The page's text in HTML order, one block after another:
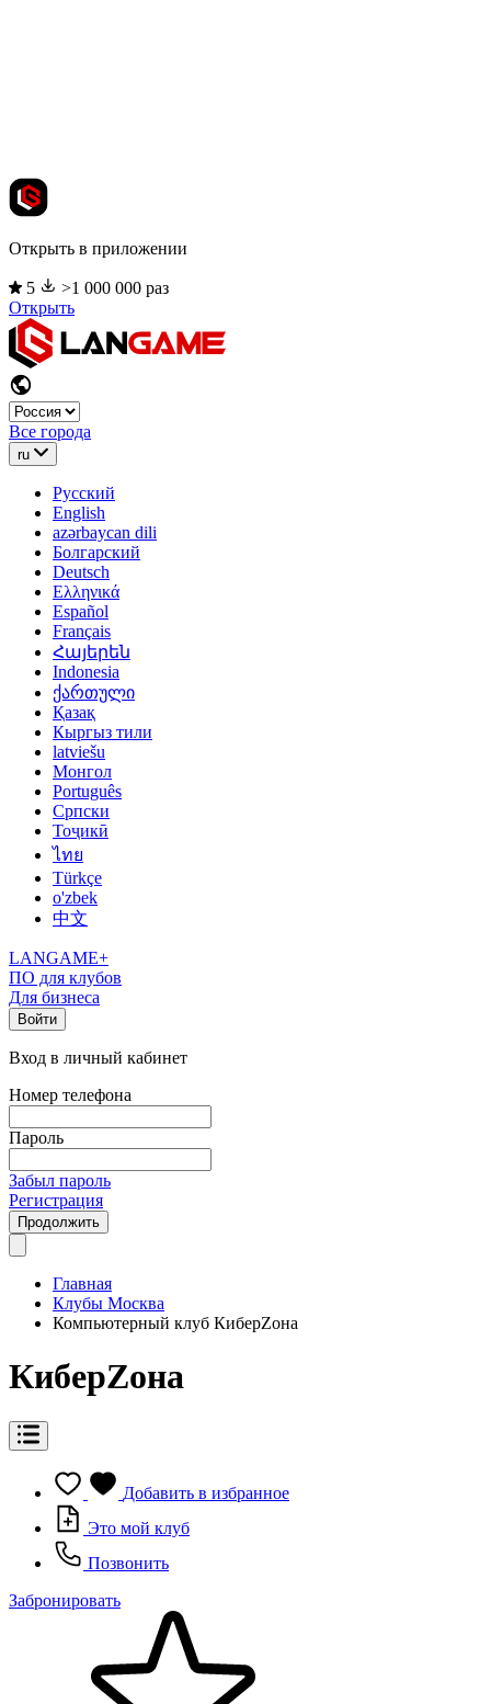
Открыть в приложении
5
>1 000 000 раз
Открыть
Все города
ru
Русский
English
azərbaycan dili
Болгарский
Deutsch
Ελληνικά
Español
Français
Հայերեն
Indonesia
ქართული
Қазақ
Кыргыз тили
latviešu
Монгол
Português
Српски
Тоҷикӣ
ไทย
Türkçe
o'zbek
中文
LANGAME+
ПО для клубов
Для бизнеса
Войти
Вход в личный кабинет
Номер телефона
Пароль
Забыл пароль
Регистрация
Продолжить
Главная
Клубы Москва
Компьютерный клуб КиберZона
КиберZона
Добавить в избранное
Это мой клуб
Позвонить
Забронировать